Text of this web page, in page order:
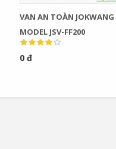
VAN AN TOÀN JOKWANG
MODEL JSV-FF200
0 đ